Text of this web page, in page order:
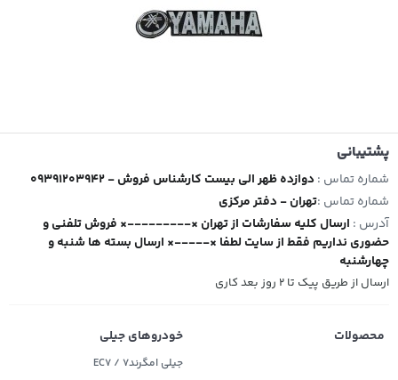
پشتیبانی
شماره تماس : 09391203942 - دوازده ظهر الی بیست کارشناس فروش
شماره تماس :تهران - دفتر مرکزی
آدرس : ارسال کلیه سفارشات از تهران ×---------× فروش تلفنی و
حضوری نداریم فقط از سایت لطفا ×-----× ارسال بسته ها شنبه و
چهارشنبه
ارسال از طریق پیک تا ۲ روز بعد کاری
محصولات خودروهای جیلی
جیلی امگرند۷ / EC7